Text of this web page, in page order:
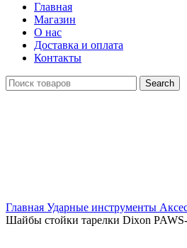
Главная
Магазин
О нас
Доставка и оплата
Контакты
Search
Главная Ударные инструменты
Шайбы стойки тарелки Dixon